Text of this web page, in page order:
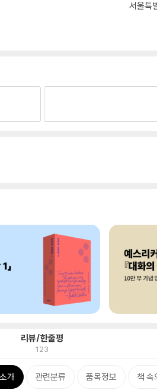
서울특
리뷰/한줄평
123
개 관련분류 품목정보 책 속